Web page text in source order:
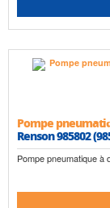
Pompe
Renson 985802
Pompe pneumatique à